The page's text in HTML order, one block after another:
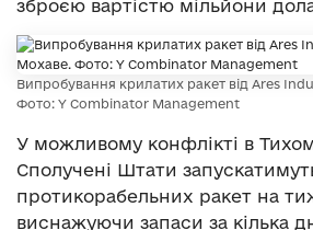
зброєю вартістю мільйони
Випробування крилатих ракет від Ares
Фото: Y Combinator Management
У можливому конфлікті в
Сполучені Штати
протикорабельних ракет на
виснажуючи запаси за кілька